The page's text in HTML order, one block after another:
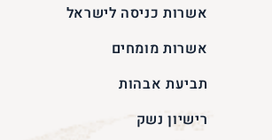
אשרות כניסה לישראל
אשרות מומחים
תביעת אבהות
רישיון נשק